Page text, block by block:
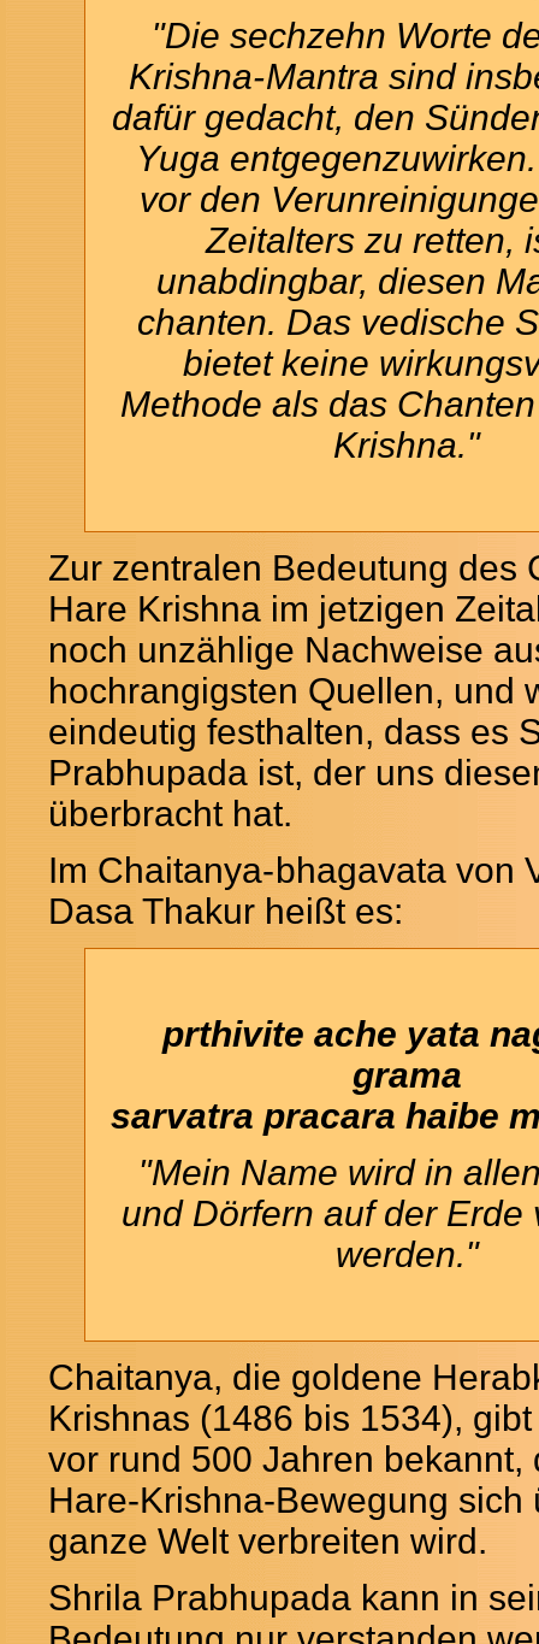
"Die sechzehn Worte
Krishna-Mantra sind
dafür gedacht, den
Yuga
vor den
Zeitalters zu retten,
unabdingbar, diesen
chanten. Das vedische
bietet keine
Methode als das
Krishna."
Zur zentralen Bedeutung des
Hare Krishna im jetzigen
noch unzählige Nachweise
hochrangigsten Quellen, und
eindeutig festhalten, dass es
Prabhupada ist, der uns
überbracht hat.
Im Chaitanya-bhagavata von
Dasa Thakur heißt es:
prthivite ache yata
grama
sarvatra pracara haibe
"Mein Name wird in
und Dörfern auf der Erde
werden."
Chaitanya, die goldene
Krishnas (1486 bis 1534),
vor rund 500 Jahren bekannt,
Hare-Krishna-Bewegung sich
ganze Welt verbreiten wird.
Shrila Prabhupada kann in